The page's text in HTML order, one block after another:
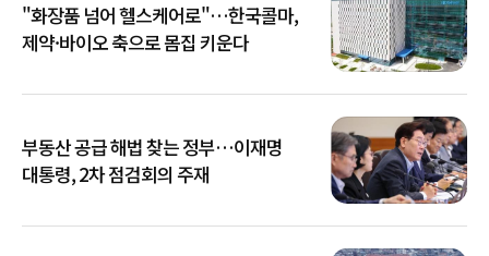
"화장품 넘어 헬스케어로"…한국콜마,
제약·바이오 축으로 몸집 키운다
부동산 공급 해법 찾는 정부…이재명
대통령, 2차 점검회의 주재